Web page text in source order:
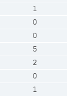
1
0
0
5
2
0
1